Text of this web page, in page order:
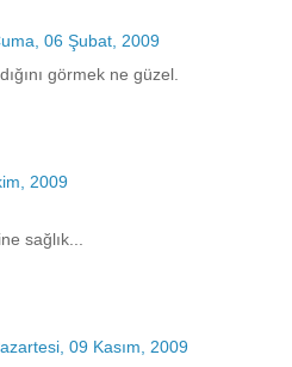
06 Şubat, 2009
görmek ne güzel.
2009
sağlık...
09 Kasım, 2009